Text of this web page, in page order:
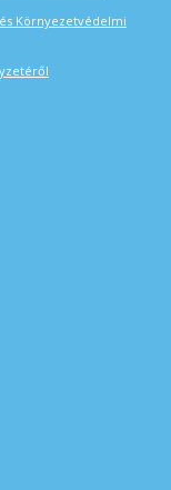
Környezetvédelmi